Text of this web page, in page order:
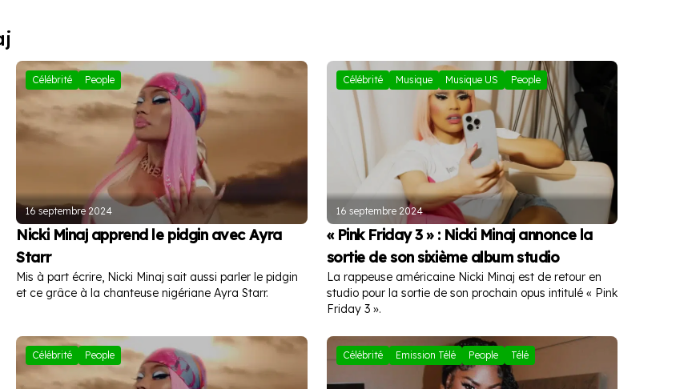
Célébrité People
16 septembre 2024
Nicki Minaj apprend le pidgin avec Ayra
Starr
Mis à part écrire, Nicki Minaj sait aussi parler le pidgin
et ce grâce à la chanteuse nigériane Ayra Starr.
Célébrité Musique Musique US People
16 septembre 2024
« Pink Friday 3 » : Nicki Minaj annonce la
sortie de son sixième album studio
La rappeuse américaine Nicki Minaj est de retour en
studio pour la sortie de son prochain opus intitulé « Pink
Friday 3 ».
Célébrité People Célébrité Emission Télé People Télé